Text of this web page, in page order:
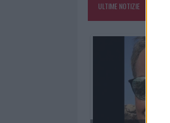
ULTIME NOTIZIE